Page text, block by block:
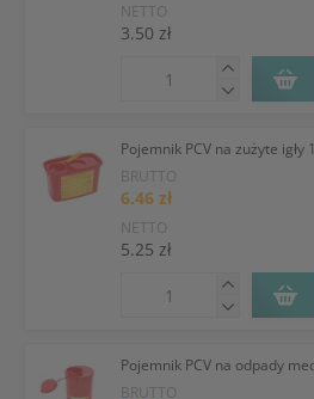
NETTO
3.50 zł
Pojemnik PCV na zużyte igły
BRUTTO
6.46 zł
NETTO
5.25 zł
Pojemnik PCV na odpady
BRUTTO